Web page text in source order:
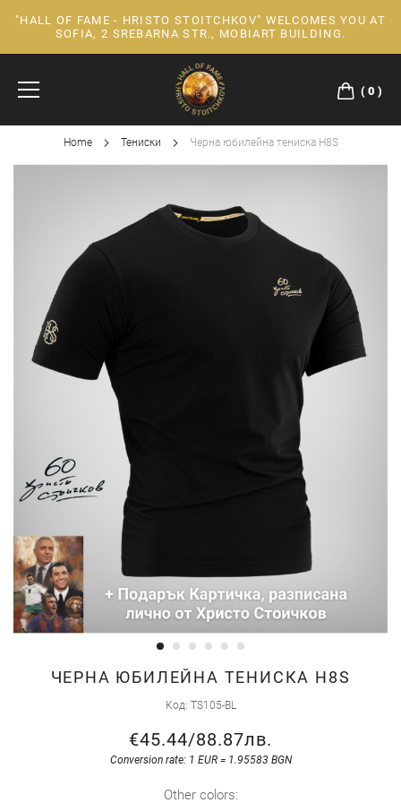
Skip
"HALL OF FAME - HRISTO STOITCHKOV" WELCOMES YOU AT
SOFIA, 2 SREBARNA STR., MOBIART BUILDING.
0
Home Тениски Черна юбилейна тениска H8S
ЧЕРНА ЮБИЛЕЙНА ТЕНИСКА H8S
Код TS105-BL
€45.44/88.87лв.
Conversion rate: 1 EUR = 1.95583 BGN
Other colors:
images
gallery